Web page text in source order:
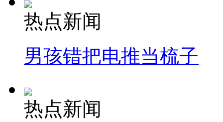
热点新闻
男孩错把电推当梳子
热点新闻